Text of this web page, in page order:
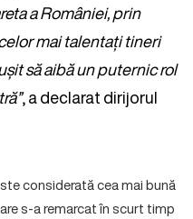
a României, prin
mai talentați tineri
să aibă un puternic rol
, a declarat dirijorul
considerată cea mai bună
s-a remarcat în scurt timp